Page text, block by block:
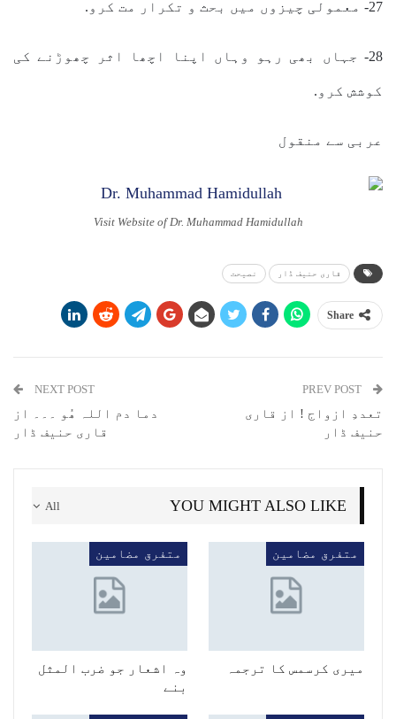
27- معمولی چیزوں میں بحث و تکرار مت کرو.
28- جہاں بھی رہو وہاں اپنا اچھا اثر چھوڑنے کی
کوشش کرو.
عربی سے منقول
Visit Website of Dr. Muhammad Hamidullah
قاری حنیف ڈار نصیحت
Share
تعددِ ازواج ! از قاری
حنیف ڈار
NEXT POST
دما دم اللہ ھُو ۔۔۔ از
قاری حنیف ڈار
All YOU MIGHT ALSO LIKE
متفرق مضامین
میری کرسمس کا ترجمہ
متفرق مضامین
وہ اشعار جو ضرب المثل
بنے